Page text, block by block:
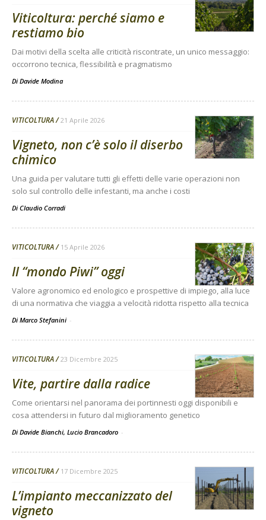
Viticoltura: perché siamo e
restiamo bio
Dai motivi della scelta alle criticità riscontrate, un unico messaggio:
occorrono tecnica, flessibilità e pragmatismo
Di Davide Modina
VITICOLTURA 21 Aprile 2026
Vigneto, non c’è solo il diserbo
chimico
Una guida per valutare tutti gli effetti delle varie operazioni non
solo sul controllo delle infestanti, ma anche i costi
Di Claudio Corradi
VITICOLTURA 15 Aprile 2026
Il “mondo Piwi” oggi
Valore agronomico ed enologico e prospettive di impiego, alla luce
di una normativa che viaggia a velocità ridotta rispetto alla tecnica
Di Marco Stefanini -
VITICOLTURA 23 Dicembre 2025
Vite, partire dalla radice
Come orientarsi nel panorama dei portinnesti oggi disponibili e
cosa attendersi in futuro dal miglioramento genetico
Di Davide Bianchi, Lucio Brancadoro -
VITICOLTURA 17 Dicembre 2025
L’impianto meccanizzato del
vigneto